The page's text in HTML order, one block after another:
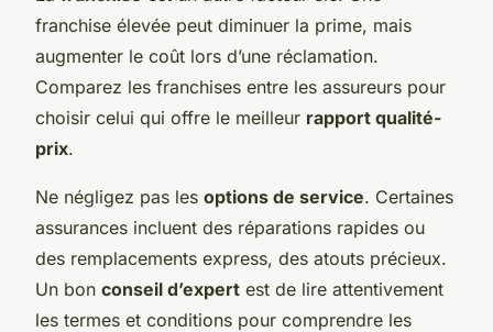
franchise élevée peut diminuer la prime, mais
augmenter le coût lors d’une réclamation.
Comparez les franchises entre les assureurs pour
choisir celui qui offre le meilleur rapport qualité-
prix.
Ne négligez pas les options de service. Certaines
assurances incluent des réparations rapides ou
des remplacements express, des atouts précieux.
Un bon conseil d’expert est de lire attentivement
les termes et conditions pour comprendre les